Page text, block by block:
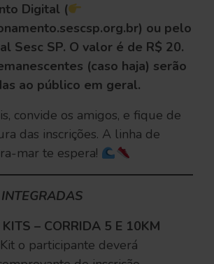
Digital (
ou pelo
Sesc SP. O valor é de R$ 20.
(caso haja) serão
ao público em geral.
convide os amigos, e fique de
das inscrições. A linha de
mar te espera!
KITS – CORRIDA 5 E 10KM
o participante deverá